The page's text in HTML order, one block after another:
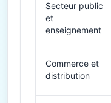
Secteur public
et
enseignement
Commerce et
distribution